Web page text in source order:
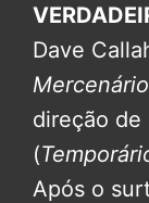
Dave
direção de
(
Após o